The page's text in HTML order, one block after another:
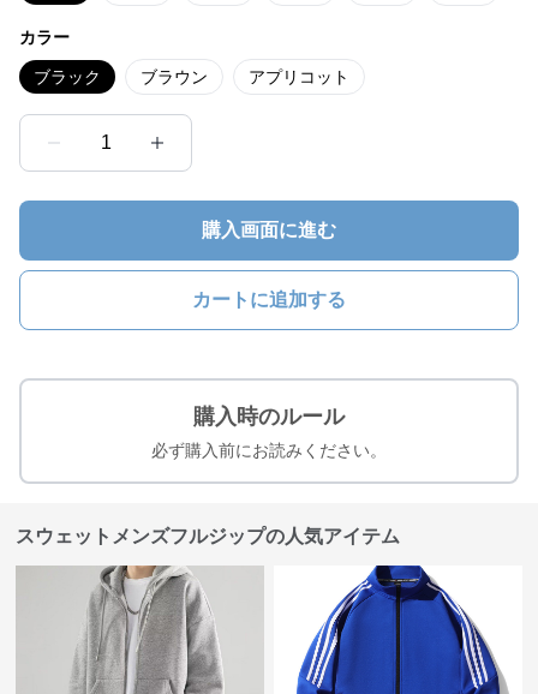
カラー
ブラック ブラウン アプリコット
1
購入画面に進む
カートに追加する
購入時のルール
必ず購入前にお読みください。
スウェットメンズフルジップの人気アイテム